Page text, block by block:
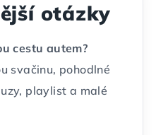
otázky
cestu autem?
svačinu, pohodlné
playlist a malé